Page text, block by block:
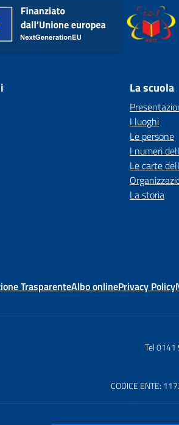
La scuola
I luoghi
Le persone
I numeri
Le carte
La storia
TrasparenteAlbo onlinePrivacy Policy
Tel
CODICE ENTE: